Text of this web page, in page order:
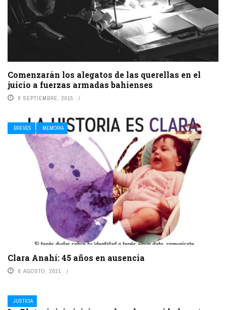
Comenzarán los alegatos de las querellas en el
juicio a fuerzas armadas bahienses
8 SEPTIEMBRE, 2015
BREVES MEMORIA
Clara Anahí: 45 años en ausencia
6 AGOSTO, 2021
JUSTICIA